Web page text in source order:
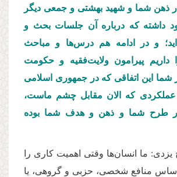
ذهن شما و شهید بهشتی و جمعی دیگر
داشته که درباره آن جلسات بحث و
و در ادامه هم درس‌ها و مباحث
پیرامون ولایت‌فقیه و حکومت
شما این اتفاقی که در جمهوری اسلامی
عملکردی که الان مقابل چشم ماست،
در طرح شما و ذهن و هدف شما بوده
یزدی: ما انسان‌ها وقتی اهمیت کاری را
منافع شخصی، حزبی و گروهی، یا